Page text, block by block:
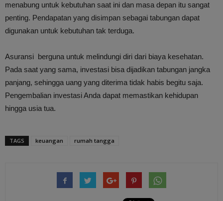
menabung untuk kebutuhan saat ini dan masa depan itu sangat
penting. Pendapatan yang disimpan sebagai tabungan dapat
digunakan untuk kebutuhan tak terduga.
Asuransi berguna untuk melindungi diri dari biaya kesehatan.
Pada saat yang sama, investasi bisa dijadikan tabungan jangka
panjang, sehingga uang yang diterima tidak habis begitu saja.
Pengembalian investasi Anda dapat memastikan kehidupan
hingga usia tua.
TAGS keuangan rumah tangga